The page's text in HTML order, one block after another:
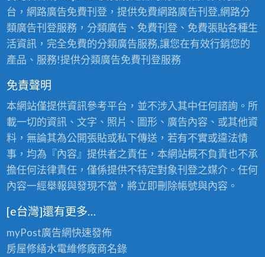
台，網路廣告免費刊登，提供免費網路廣告刊登,網路分
類廣告刊登服務，分類廣告、免費刊登、免費張貼各種生
活資訊，完全免費的分類廣告服務,讓您在有效行銷您的
產品、服務!提供分類廣告免費刊登服務
免責聲明
本網站僅提供資訊參考平台，並不涉入其中任何諮詢。所
載一切的資訊、文字、照片、圖形、廣告內容、或其他資
料，無論其為公開張貼或私下傳送，若有不實或違法情
事，均為『內容』提供者之責任，本網站概不負責也不承
擔任何法律責任，僅係提供不特定對象刊登之媒介。任何
內容一經舉報與發現不當，將立即刪除帳號與內容。
[e台灣]還有更多…
myPost廣告網快速發佈
房屋修繕水電維修廠商名錄